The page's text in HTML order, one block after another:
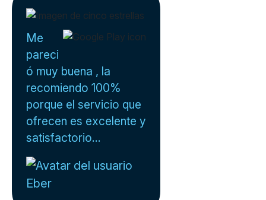
Me
pareci
ó muy buena , la
recomiendo 100%
porque el servicio que
ofrecen es excelente y
satisfactorio...
Eber